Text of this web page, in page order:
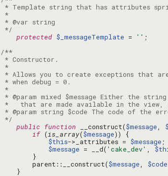
*/
protected $_messageTemplate = ''
*/
public function __construct($message,
if (is_array($message
$this->_attributes = $message
$message = __d( 'cake_dev' ,
        parent::__construct(
$message, $code